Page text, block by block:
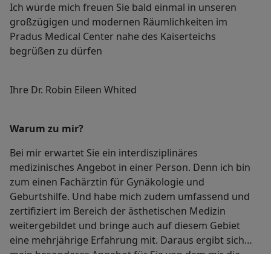
Ich würde mich freuen Sie bald einmal in unseren
großzügigen und modernen Räumlichkeiten im
Pradus Medical Center nahe des Kaiserteichs
begrüßen zu dürfen
Ihre Dr. Robin Eileen Whited
Warum zu mir?
Bei mir erwartet Sie ein interdisziplinäres
medizinisches Angebot in einer Person. Denn ich bin
zum einen Fachärztin für Gynäkologie und
Geburtshilfe. Und habe mich zudem umfassend und
zertifiziert im Bereich der ästhetischen Medizin
weitergebildet und bringe auch auf diesem Gebiet
eine mehrjährige Erfahrung mit. Daraus ergibt sich